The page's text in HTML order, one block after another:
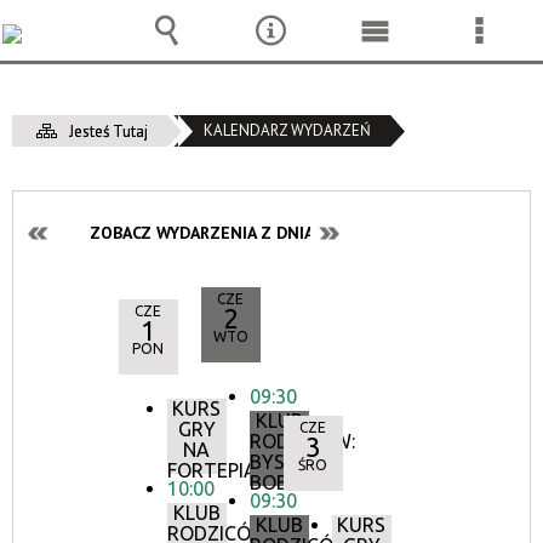
Jesteś Tutaj KALENDARZ WYDARZEŃ
ZOBACZ WYDARZENIA Z DNIA:
CZE
1
PON
KURS
GRY
NA
FORTEPIANIE
10:00
KLUB
RODZICÓW:
CZE
2
WTO
09:30
KLUB
RODZICÓW:
BYSTRY
BOBAS
09:30
KLUB
CZE
3
ŚRO
KURS
Wyszukiwarka
NarzędziaMenu
Menu